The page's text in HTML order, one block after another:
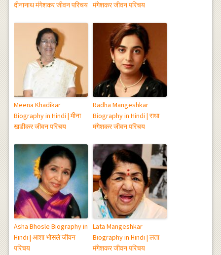
दीनानाथ मंगेशकर जीवन परिचय मंगेशकर जीवन परिचय
Meena Khadikar
Biography in Hindi | मीना
खडीकर जीवन परिचय
Radha Mangeshkar
Biography in Hindi | राधा
मंगेशकर जीवन परिचय
Asha Bhosle Biography in
Hindi | आशा भोसले जीवन
परिचय
Lata Mangeshkar
Biography in Hindi | लता
मंगेशकर जीवन परिचय